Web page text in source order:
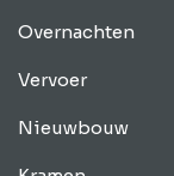
Overnachten
Vervoer
Nieuwbouw